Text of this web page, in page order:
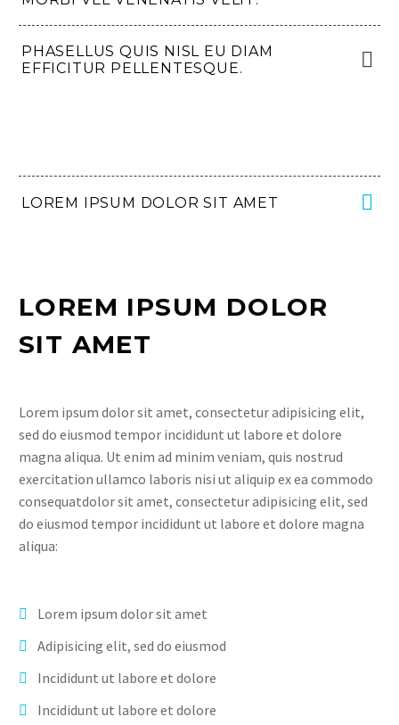
PHASELLUS QUIS NISL EU DIAM
EFFICITUR PELLENTESQUE.
LOREM IPSUM DOLOR SIT AMET
LOREM IPSUM DOLOR
SIT AMET
Lorem ipsum dolor sit amet, consectetur adipisicing elit,
sed do eiusmod tempor incididunt ut labore et dolore
magna aliqua. Ut enim ad minim veniam, quis nostrud
exercitation ullamco laboris nisi ut aliquip ex ea commodo
consequatdolor sit amet, consectetur adipisicing elit, sed
do eiusmod tempor incididunt ut labore et dolore magna
aliqua:
Lorem ipsum dolor sit amet
Adipisicing elit, sed do eiusmod
Incididunt ut labore et dolore
Incididunt ut labore et dolore